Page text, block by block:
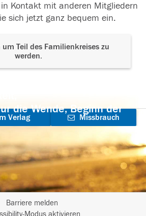
Kontakt mit anderen Mitgliedern
sich jetzt ganz bequem ein.
Teil des Familienkreises zu
werden.
die Wende, Beginn der
Verlag
Missbrauch
Barriere melden
Modus aktivieren